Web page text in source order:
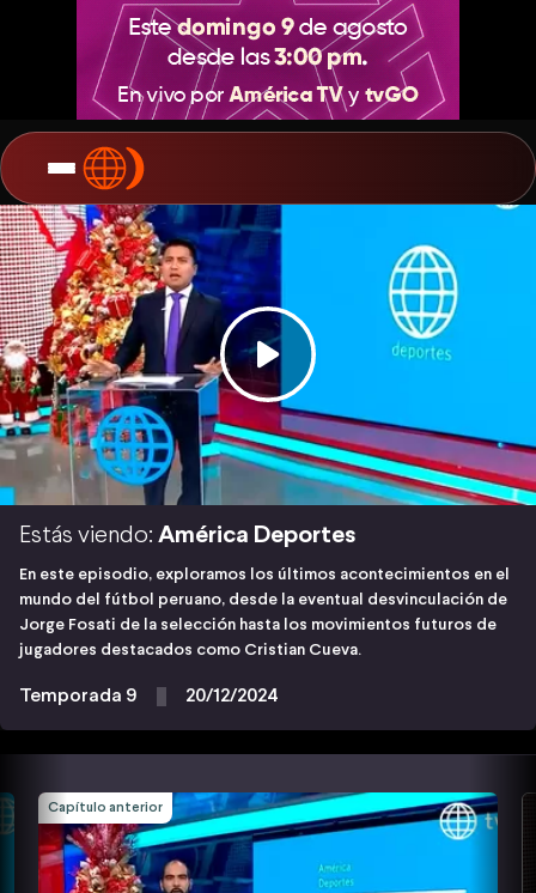
Estás viendo: América Deportes
En este episodio, exploramos los últimos acontecimientos en el
mundo del fútbol peruano, desde la eventual desvinculación de
Jorge Fosati de la selección hasta los movimientos futuros de
jugadores destacados como Cristian Cueva.
Temporada 9 20/12/2024
Capítulo anterior